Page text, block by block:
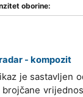
oborine:
- kompozit
je sastavljen